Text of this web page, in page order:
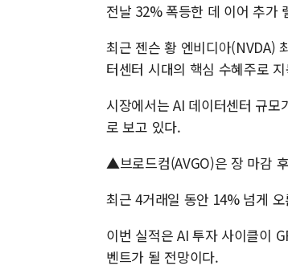
전날 32% 폭등한 데 이어 추가
최근 젠슨 황 엔비디아(NVDA)
터센터 시대의 핵심 수혜주로
시장에서는 AI 데이터센터 규
로 보고 있다.
▲브로드컴(AVGO)은 장 마감
최근 4거래일 동안 14% 넘게
이번 실적은 AI 투자 사이클이
벤트가 될 전망이다.